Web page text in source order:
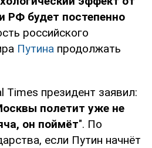
РФ будет постепенно
российского
Путина продолжать
Times президент заявил:
полетит уже не
он поймёт". По
если Путин начнёт